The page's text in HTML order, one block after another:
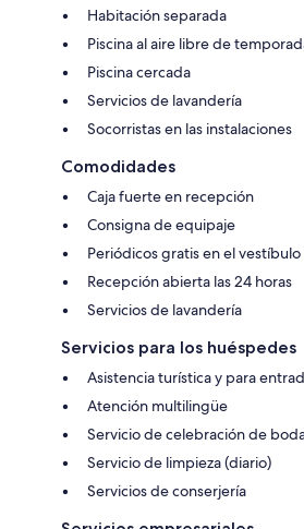
Habitación separada
Piscina al aire libre de
Piscina cercada
Servicios de lavandería
Socorristas en las instalaciones
Comodidades
Caja fuerte en recepción
Consigna de equipaje
Periódicos gratis en el vestíbulo
Recepción abierta las 24 horas
Servicios de lavandería
Servicios para los huéspedes
Asistencia turística y para
Atención multilingüe
Servicio de celebración de
Servicio de limpieza (diario)
Servicios de conserjería